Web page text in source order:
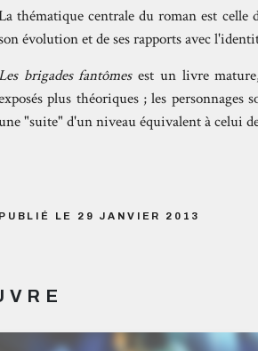
thématique centrale du roman est celle
évolution et de ses rapports avec
brigades fantômesest un livre
plus théoriques ; les personnages
"suite" d'un niveau équivalent à celui
PUBLIÉ LE 29 JANVIER 2013